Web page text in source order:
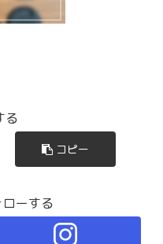
る
コピー
ーする